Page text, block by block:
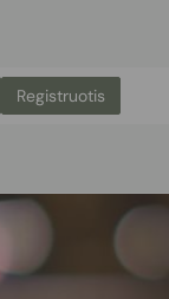
Registruotis